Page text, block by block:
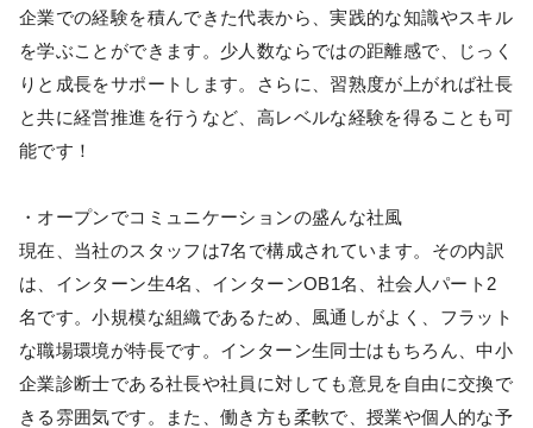
企業での経験を積んできた代表から、実践的な知識やスキル
を学ぶことができます。少人数ならではの距離感で、じっく
りと成長をサポートします。さらに、習熟度が上がれば社長
と共に経営推進を行うなど、高レベルな経験を得ることも可
能です！
・オープンでコミュニケーションの盛んな社風
現在、当社のスタッフは7名で構成されています。その内訳
は、インターン生4名、インターンOB1名、社会人パート2
名です。小規模な組織であるため、風通しがよく、フラット
な職場環境が特長です。インターン生同士はもちろん、中小
企業診断士である社長や社員に対しても意見を自由に交換で
きる雰囲気です。また、働き方も柔軟で、授業や個人的な予